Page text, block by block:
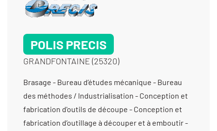
POLIS PRECIS
GRANDFONTAINE (25320)
Brasage - Bureau d’études mécanique - Bureau des méthodes / Industrialisation - Conception et fabrication d'outils de découpe - Conception et fabrication d’outillage à découper et à emboutir - Conception et fabrication d’outillage de précision - Conception et fabrication d’outillage de presse - Conception et fabrication d’outillage de produits complexes - Conception et fabrication d’outils à suivre - Conception et fabrication d’outils de reprise - Conception et fabrication d’outils Suisse - Conception et fabrication de moule injection haute-précision - Conception et fabrication de moules métalliques - Contrôle dimensionnel - Electro-érosion à fil > diam 0,10 - Electro-érosion à fil > diam 0,20 - Électro-érosion micro perçage - Electro-érosion micro-perçage < diam 0,3 - Électro-érosion par enfonçage - Fabricant d’outillage d’horlogerie / Bijouterie - Fabrication d'outillage pour la découpe - Fabrication d'outillage pour le découpage - Fabrication d’ensembles et de sous-ensembles - Fabrication d’outillage de presse - Fabrication d’outillage pour l’injection plastique - Fabrication de dispositifs médicaux non implantables - Fabrication de poinçon-matrice - Fabrication de sous-ensembles et d'ensembles pour machines spéciales - Maintenance d’outillage - Métallurgie des poudres - Métrologie avec contact (palpage) - Prestation - Métrologie sans contact (vidéo, optique, scanner) - Prestation - Micro-usinage - Polissage brillantage au tonneau (tribofinition) - Polissage électrolytique - Polissage technique sans déformation - Prototypes (fabrication petite série) -